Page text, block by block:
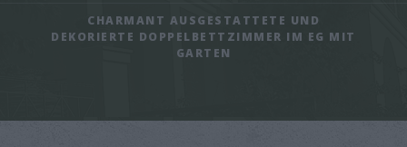
CHARMANT AUSGESTATTETE UND
DEKORIERTE DOPPELBETTZIMMER IM EG MIT
GARTEN